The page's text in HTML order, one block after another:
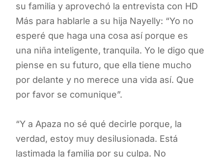
su familia y aprovechó la entrevista con HD
Más para hablarle a su hija Nayelly: “Yo no
esperé que haga una cosa así porque es
una niña inteligente, tranquila. Yo le digo que
piense en su futuro, que ella tiene mucho
por delante y no merece una vida así. Que
por favor se comunique”.
“Y a Apaza no sé qué decirle porque, la
verdad, estoy muy desilusionada. Está
lastimada la familia por su culpa. No